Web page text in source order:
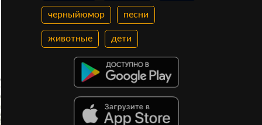
черныйюмор песни
животные дети